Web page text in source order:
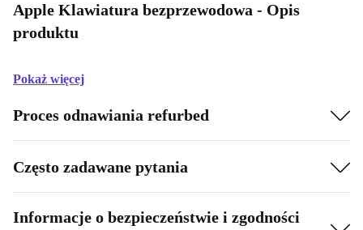
Apple Klawiatura bezprzewodowa - Opis
produktu
Pokaż więcej
Proces odnawiania refurbed
Często zadawane pytania
Informacje o bezpieczeństwie i zgodności